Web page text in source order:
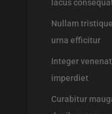
lacus
Nullam
urna efficitur
Integer
imperdiet
Curabitur